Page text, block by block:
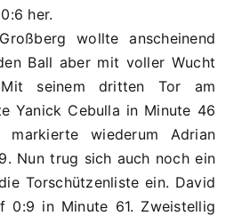
her.
wollte anscheinend
Ball aber mit voller Wucht
seinem dritten Tor am
Yanick Cebulla in Minute 46
wiederum Adrian
Nun trug sich auch noch ein
Torschützenliste ein. David
0:9 in Minute 61. Zweistellig